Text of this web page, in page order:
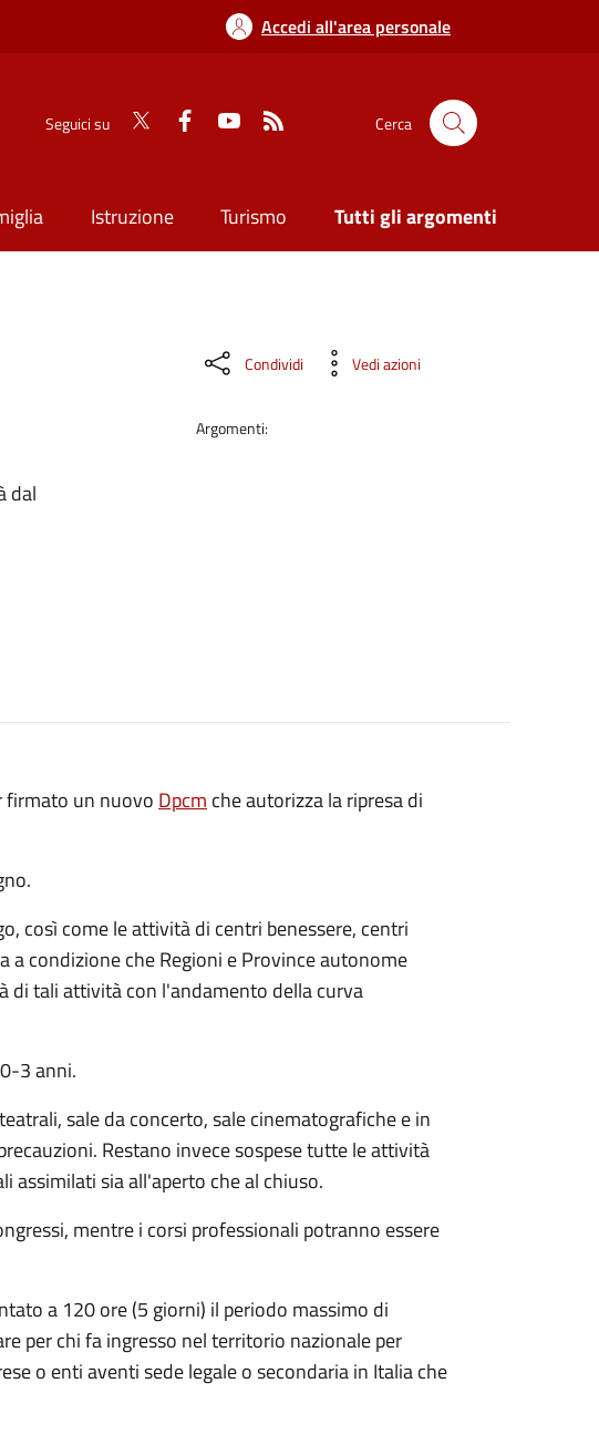
Accedi all'area personale
Seguici su Cerca
Istruzione Turismo Tutti gli argomenti
dal
Condividi Vedi azioni
Argomenti:
firmato un nuovo Dpcm che autorizza la ripresa di
così come le attività di centri benessere, centri
condizione che Regioni e Province autonome
di tali attività con l'andamento della curva
3 anni.
sale da concerto, sale cinematografiche e in
Restano invece sospese tutte le attività
assimilati sia all'aperto che al chiuso.
mentre i corsi professionali potranno essere
a 120 ore (5 giorni) il periodo massimo di
per chi fa ingresso nel territorio nazionale per
o enti aventi sede legale o secondaria in Italia che